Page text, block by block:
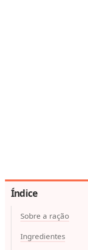
Índice
Sobre a ração
Ingredientes